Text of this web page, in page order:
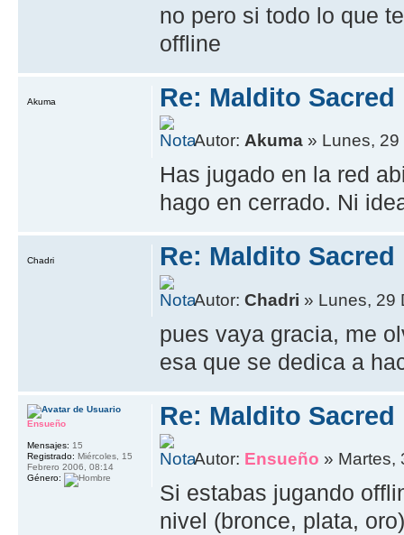
no pero si todo lo que
offline
Re: Maldito Sacred
Autor: Akuma » Lunes,
Has jugado en la red
hago en cerrado. Ni
Akuma
Re: Maldito Sacred
Autor:Chadri » Lunes, 29
pues vaya gracia, me
esa que se dedica a
Chadri
Re: Maldito Sacred
Autor: Ensueño » Martes,
Si estabas jugando
nivel (bronce, plata,
Ensueño
Mensajes: 15
Registrado: Miércoles, 15
Febrero 2006, 08:14
Género: